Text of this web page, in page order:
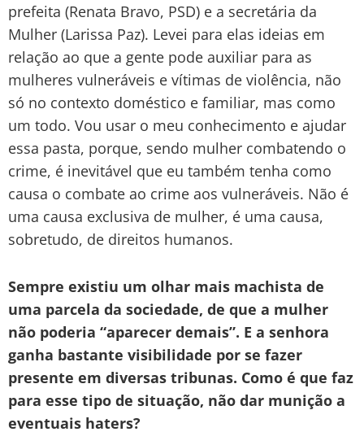
prefeita (Renata Bravo, PSD) e a secretária da
Mulher (Larissa Paz). Levei para elas ideias em
relação ao que a gente pode auxiliar para as
mulheres vulneráveis e vítimas de violência, não
só no contexto doméstico e familiar, mas como
um todo. Vou usar o meu conhecimento e ajudar
essa pasta, porque, sendo mulher combatendo o
crime, é inevitável que eu também tenha como
causa o combate ao crime aos vulneráveis. Não é
uma causa exclusiva de mulher, é uma causa,
sobretudo, de direitos humanos.
Sempre existiu um olhar mais machista de
uma parcela da sociedade, de que a mulher
não poderia “aparecer demais”. E a senhora
ganha bastante visibilidade por se fazer
presente em diversas tribunas. Como é que faz
para esse tipo de situação, não dar munição a
eventuais haters?